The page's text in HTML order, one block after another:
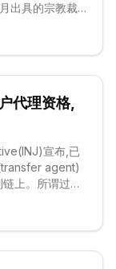
出具的宗教裁
正式寻求指导,
伊斯兰教法下
位居全球最大零
、有资产背书
代理资格,
宣布,已
agent)
上。所谓过户
介在链下分头
网络上运行后,
接持有法定所